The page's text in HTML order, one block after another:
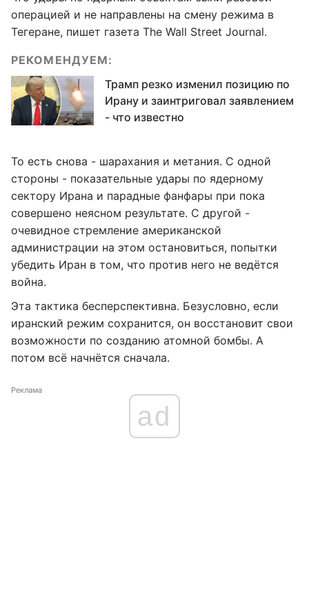
операцией и не направлены на смену режима в
Тегеране, пишет газета The Wall Street Journal.
РЕКОМЕНДУЕМ:
Трамп резко изменил позицию по
Ирану и заинтриговал заявлением
- что известно
То есть снова - шарахания и метания. С одной
стороны - показательные удары по ядерному
сектору Ирана и парадные фанфары при пока
совершено неясном результате. С другой -
очевидное стремление американской
администрации на этом остановиться, попытки
убедить Иран в том, что против него не ведётся
война.
Эта тактика бесперспективна. Безусловно, если
иранский режим сохранится, он восстановит свои
возможности по созданию атомной бомбы. А
потом всё начнётся сначала.
Реклама
ad